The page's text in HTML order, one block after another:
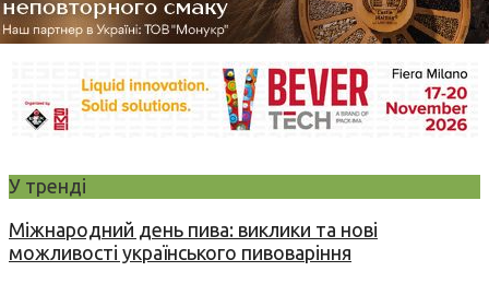
У тренді
Міжнародний день пива: виклики та нові
можливості українського пивоваріння